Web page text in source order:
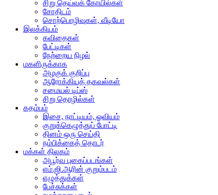
சிறு தெய்வக் கோயில்கள்
சோதிடம்
சொற்பொழிவுகள், வீடியோ
இலக்கியம்
கவிதைகள்
பேட்டிகள்
நேற்றைய நிழல்
மகளிருக்காக
அழகுக் குறிப்பு
ஆரோக்கியத் தகவல்கள்
சமையல் டிப்ஸ்
சிறு தொழில்கள்
கதம்பம்
இசை, நாட்டியம், ஓவியம்
குறுக்கெழுத்துப் போட்டி
தினம் ஒரு செய்தி
நம்பிக்கைத் தொடர்
மக்கள் திலகம்
அபூர்வ புகைப்படங்கள்
எம்.ஜி.ஆரின் குறும்படம்
எழுத்துக்கள்
பேச்சுக்கள்